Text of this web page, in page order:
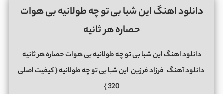
دانلود اهنگ این شبا بی تو چه طولانیه بی هوات
حصاره هر ثانیه
دانلود اهنگ این شبا بی تو چه طولانیه بی هوات حصاره هر ثانیه
دانلود آهنگ فرزاد فرزین این شبا بی تو چه طولانیه{ کیفیت اصلی
320 }